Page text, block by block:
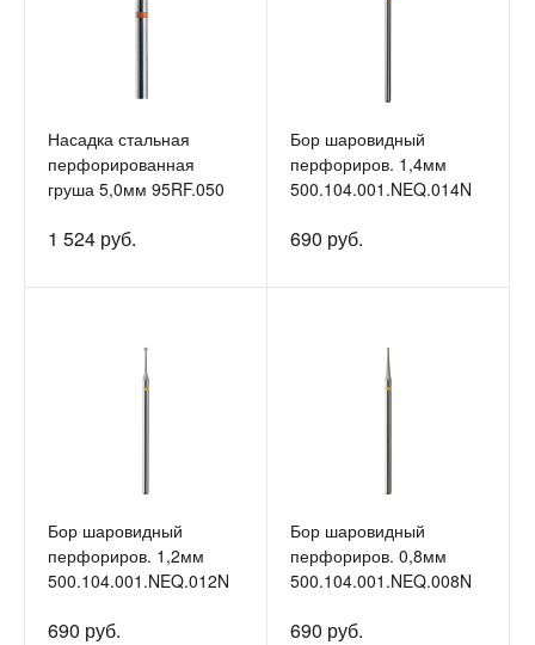
Насадка стальная
перфорированная
груша 5,0мм 95RF.050
1 524 руб.
Бор шаровидный
перфориров. 1,4мм
500.104.001.NEQ.014N
690 руб.
Бор шаровидный
перфориров. 1,2мм
500.104.001.NEQ.012N
690 руб.
Бор шаровидный
перфориров. 0,8мм
500.104.001.NEQ.008N
690 руб.